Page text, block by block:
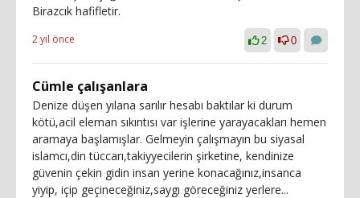
Birazcık hafifletir.
2 yıl önce 2 0
Cümle çalışanlara
Denize düşen yılana sarılır hesabı baktılar ki durum
kötü,acil eleman sıkıntısı var işlerine yarayacakları hemen
aramaya başlamışlar. Gelmeyin çalışmayın bu siyasal
islamcı,din tüccarı,takiyyecilerin şirketine, kendinize
güvenin çekin gidin insan yerine konacağınız,insanca
yiyip, içip geçineceğiniz,saygı göreceğiniz yerlere...